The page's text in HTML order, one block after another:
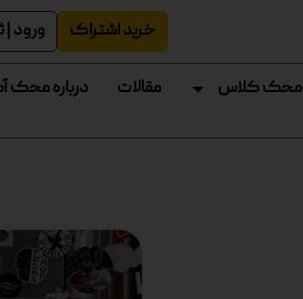
خرید اشتراک ورود |
محک کلاس مقالات درباره محک